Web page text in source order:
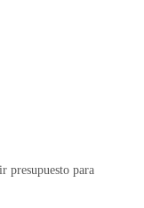
presupuesto para